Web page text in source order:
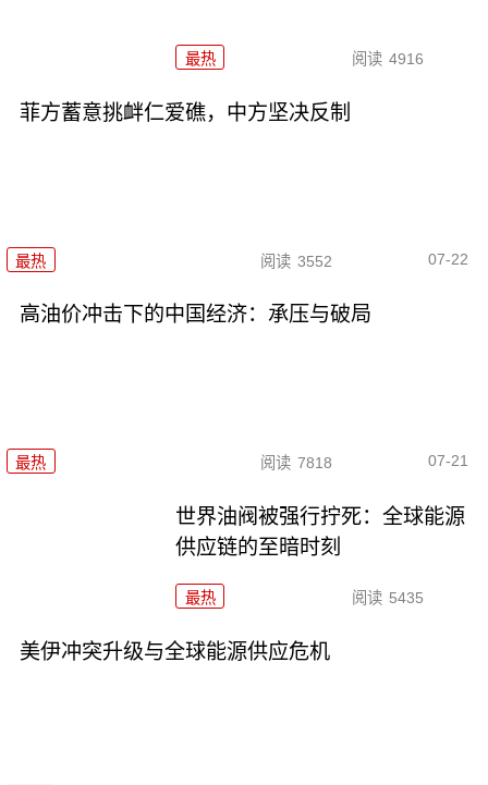
最热 阅读 4916
菲方蓄意挑衅仁爱礁，中方坚决反制
最热 阅读 3552 07-22
高油价冲击下的中国经济：承压与破局
最热 阅读 7818 07-21
世界油阀被强行拧死：全球能源
供应链的至暗时刻
最热 阅读 5435
美伊冲突升级与全球能源供应危机